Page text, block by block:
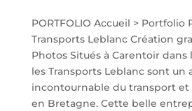
PORTFOLIO Accueil > Portfolio
Transports Leblanc Création
Photos Situés à Carentoir dans
les Transports Leblanc sont un
incontournable du transport et
en Bretagne. Cette belle